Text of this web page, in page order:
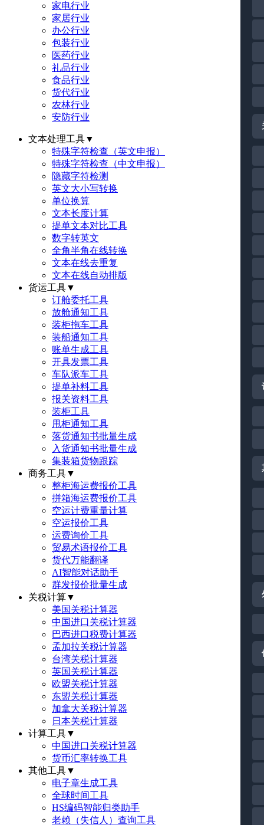
家电行业
家居行业
办公行业
包装行业
医药行业
礼品行业
食品行业
货代行业
农林行业
安防行业
文本处理工具▼
特殊字符检查（英文申报）
特殊字符检查（中文申报）
隐藏字符检测
英文大小写转换
单位换算
文本长度计算
提单文本对比工具
数字转英文
全角半角在线转换
文本在线去重复
文本在线自动排版
货运工具▼
订舱委托工具
放舱通知工具
装柜拖车工具
装船通知工具
账单生成工具
开具发票工具
车队派车工具
提单补料工具
报关资料工具
装柜工具
甩柜通知工具
落货通知书批量生成
入货通知书批量生成
集装箱货物跟踪
商务工具▼
整柜海运费报价工具
拼箱海运费报价工具
空运计费重量计算
空运报价工具
运费询价工具
贸易术语报价工具
货代万能翻译
AI智能对话助手
群发报价批量生成
关税计算▼
美国关税计算器
中国进口关税计算器
巴西进口税费计算器
孟加拉关税计算器
台湾关税计算器
英国关税计算器
欧盟关税计算器
东盟关税计算器
加拿大关税计算器
日本关税计算器
计算工具▼
中国进口关税计算器
货币汇率转换工具
其他工具▼
电子章生成工具
全球时间工具
HS编码智能归类助手
老赖（失信人）查询工具